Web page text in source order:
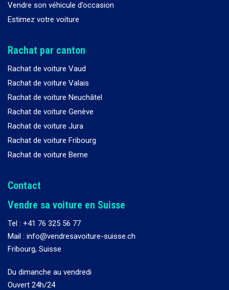
Vendre son véhicule d’occasion
Estimez votre voiture
Rachat par canton
Rachat de voiture Vaud
Rachat de voiture Valais
Rachat de voiture Neuchâtel
Rachat de voiture Genève
Rachat de voiture Jura
Rachat de voiture Fribourg
Rachat de voiture Berne
Contact
Vendre sa voiture en Suisse
Tel : +41 76 325 56 77
Mail : info@vendresavoiture-suisse.ch
Fribourg, Suisse
Du dimanche au vendredi
Ouvert 24h/24